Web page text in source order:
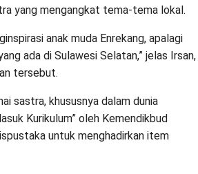
yang mengangkat tema-tema lokal.
anak muda Enrekang, apalagi
ada di Sulawesi Selatan,” jelas Irsan,
tersebut.
sastra, khususnya dalam dunia
Kurikulum” oleh Kemendikbud
untuk menghadirkan item